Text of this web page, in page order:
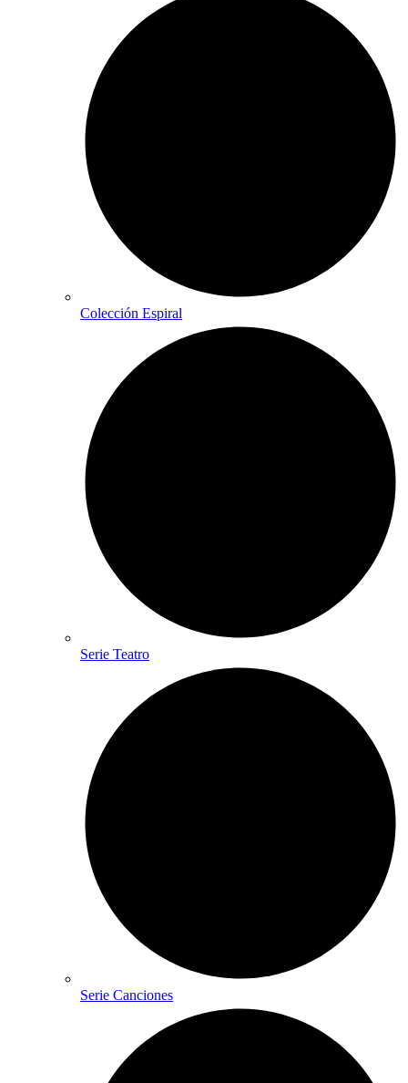
Colección Espiral
Serie Teatro
Serie Canciones